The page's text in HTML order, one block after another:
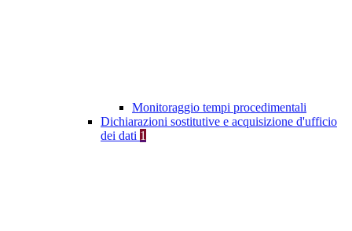
Monitoraggio tempi procedimentali
Dichiarazioni sostitutive e acquisizione d'ufficio
dei dati 1